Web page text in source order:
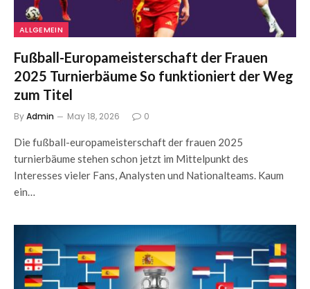
ALLGEMEIN
Fußball-Europameisterschaft der Frauen
2025 Turnierbäume So funktioniert der Weg
zum Titel
ByAdmin May 18, 2026 0
Die fußball-europameisterschaft der frauen 2025
turnierbäume stehen schon jetzt im Mittelpunkt des
Interesses vieler Fans, Analysten und Nationalteams. Kaum
ein…